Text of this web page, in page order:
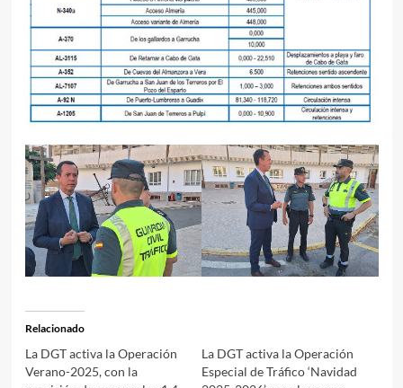
Relacionado
La DGT activa la Operación
Verano-2025, con la
La DGT activa la Operación
Especial de Tráfico ‘Navidad